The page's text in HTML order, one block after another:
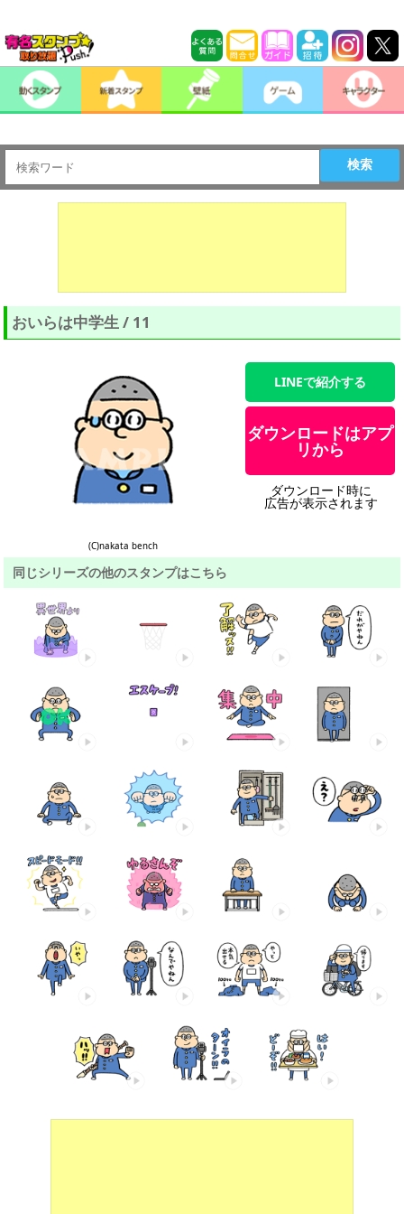
検索
おいらは中学生 / 11
(C)nakata bench
LINEで紹介する
ダウンロードはアプ
リから
ダウンロード時に
広告が表示されます
同じシリーズの他のスタンプはこちら